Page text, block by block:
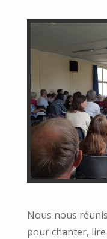
Nous nous
pour chanter,